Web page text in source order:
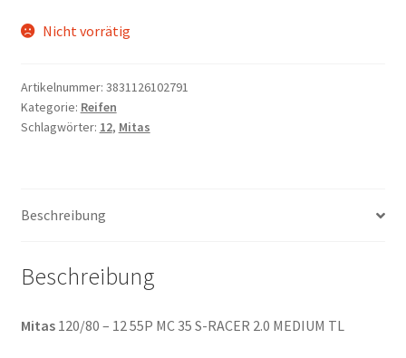
Nicht vorrätig
Artikelnummer: 3831126102791
Kategorie: Reifen
Schlagwörter: 12, Mitas
Beschreibung
Beschreibung
Mitas120/80 – 12 55P MC 35 S-RACER 2.0 MEDIUM TL